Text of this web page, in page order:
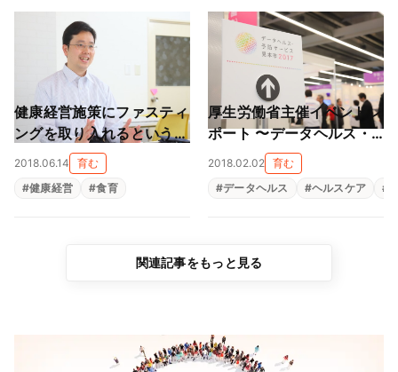
健康経営施策にファスティ
ングを取り入れるという選
択（株式会社ファイブグ
ループ）
2018.06.14
育む
#健康経営 #食育
厚生労働省主催イベントレ
ポート 〜データヘルス・
予防サービス見本市
2018.02.02 育む
#データヘルス #ヘルスケア #
関連記事をもっと見る